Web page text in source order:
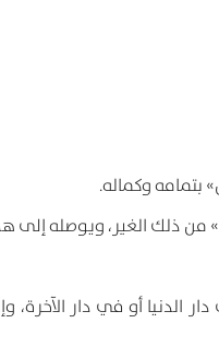
أو في دار الآخرة،